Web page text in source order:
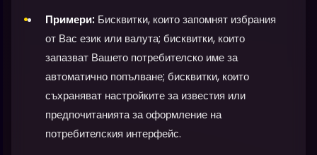
Примери: Бисквитки, които запомнят избрания
от Вас език или валута; бисквитки, които
запазват Вашето потребителско име за
автоматично попълване; бисквитки, които
съхраняват настройките за известия или
предпочитанията за оформление на
потребителския интерфейс.